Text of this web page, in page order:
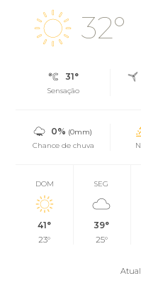
32°
31°
Sensação
0% (0mm)
Chance de chuva
DOM
41°
23°
SEG
39°
25°